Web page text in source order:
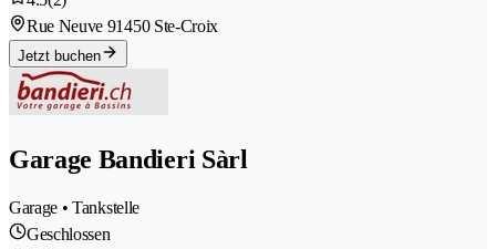
Rue Neuve 91450 Ste-Croix
Jetzt buchen
Garage Bandieri Sàrl
Garage • Tankstelle
Geschlossen